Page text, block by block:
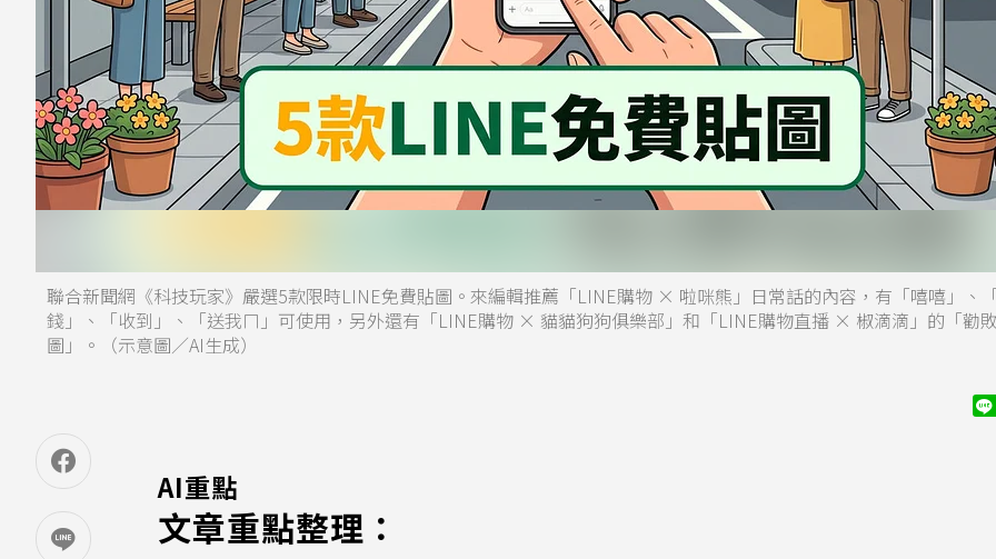
聯合新聞網《科技玩家》嚴選5款限時LINE免費貼圖。來編輯推薦「LINE購物 × 啦咪熊」日常話的內容，有「嘻嘻」、
錢」、「收到」、「送我ㄇ」可使用，另外還有「LINE購物 × 貓貓狗狗俱樂部」和「LINE購物直播 × 椒滴滴」的「勸
圖」。（示意圖／AI生成）
AI重點
文章重點整理：